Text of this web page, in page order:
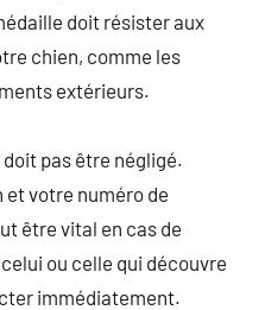
doit résister aux
chien, comme les
extérieurs.
pas être négligé.
et votre numéro de
être vital en cas de
ou celle qui découvre
immédiatement.